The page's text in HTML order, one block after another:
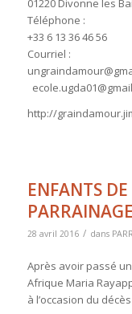
+33 6 13 36
http://
ENFANTS
28 avril 2016 / dans
Après avoir passé
Afrique Maria
à l’occasion du